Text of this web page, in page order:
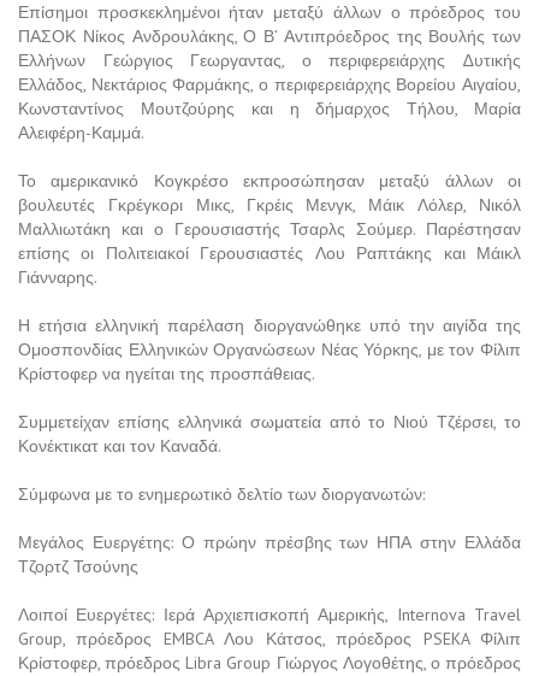
Επίσηµοι προσκεκληµένοι ήταν μεταξύ άλλων ο πρόεδρος του
ΠΑΣΟΚ Νίκος Ανδρουλάκης, Ο Β’ Αντιπρόεδρος της Βουλής των
Ελλήνων Γεώργιος Γεωργαντας, ο περιφερειάρχης ∆υτικής
Ελλάδος, Νεκτάριος Φαρµάκης, ο περιφερειάρχης Βορείου Αιγαίου,
Κωνσταντίνος Μουτζούρης και η δήµαρχος Τήλου, Μαρία
Αλειφέρη-Καµµά.
Το αμερικανικό Κογκρέσο εκπροσώπησαν μεταξύ άλλων οι
βουλευτές Γκρέγκορι Μικς, Γκρέις Μενγκ, Μάικ Λόλερ, Νικόλ
Μαλλιωτάκη και ο Γερουσιαστής Τσαρλς Σούμερ. Παρέστησαν
επίσης οι Πολιτειακοί Γερουσιαστές Λου Ραπτάκης και Μάικλ
Γιάνναρης.
Η ετήσια ελληνική παρέλαση διοργανώθηκε υπό την αιγίδα της
Ομοσπονδίας Ελληνικών Οργανώσεων Νέας Υόρκης, με τον Φίλιπ
Κρίστοφερ να ηγείται της προσπάθειας.
Συμμετείχαν επίσης ελληνικά σωματεία από το Νιού Τζέρσει, το
Κονέκτικατ και τον Καναδά.
Σύμφωνα με το ενημερωτικό δελτίο των διοργανωτών:
Μεγάλος Ευεργέτης: Ο πρώην πρέσβης των ΗΠΑ στην Ελλάδα
Τζορτζ Τσούνης
Λοιποί Ευεργέτες: Ιερά Αρχιεπισκοπή Αμερικής, Internova Travel
Group, πρόεδρος EMBCA Λου Κάτσος, πρόεδρος PSEKA Φίλιπ
Κρίστοφερ, πρόεδρος Libra Group Γιώργος Λογοθέτης, ο πρόεδρος